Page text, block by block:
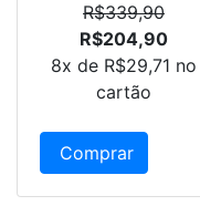
R$339,90
R$204,90
8x de R$29,71 no
cartão
Comprar